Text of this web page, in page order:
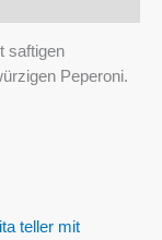
saftigen
Peperoni.